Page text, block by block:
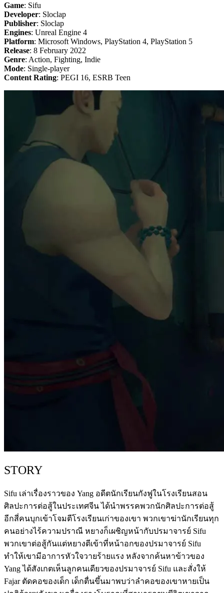
Game: Sifu
Developer: Sloclap
Publisher: Sloclap
Engines: Unreal Engine 4
Platform: Microsoft Windows, PlayStation 4, PlayStation 5
Release: 8 February 2022
Genre: Action, Fighting, Indie
Mode: Single-player
Content Rating: PEGI 16, ESRB Teen
STORY
Sifu เล่าเรื่องราวของ Yang อดีตนักเรียนกังฟูในโรงเรียนสอน
ศิลปะการต่อสู้ในประเทศจีน ได้นำพรรคพวกนักศิลปะการต่อสู้
อีกสี่คนบุกเข้าโจมตีโรงเรียนเก่าของเขา พวกเขาฆ่านักเรียนทุก
คนอย่างไร้ความปราณี หยางก็เผชิญหน้ากับปรมาจารย์ Sifu
พวกเขาต่อสู้กันแต่หยางตีเข้าที่หน้าอกของปรมาจารย์ Sifu
ทำให้เขามีอาการหัวใจวายร้ายแรง หลังจากค้นหาข้าวของ
Yang ได้สังเกตเห็นลูกคนเดียวของปรมาจารย์ Sifu และสั่งให้
Fajar ตัดคอของเด็ก เด็กตื่นขึ้นมาพบว่าลำคอของเขาหายเป็น